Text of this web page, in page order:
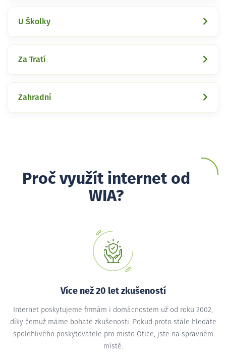
U Školky
Za Tratí
Zahradní
Proč využít internet od
WIA?
Více než 20 let zkušeností
Internet poskytujeme firmám i domácnostem už od roku 2002,
díky čemuž máme bohaté zkušenosti. Pokud proto stále hledáte
spolehlivého poskytovatele pro místo Otice, jste na správném
místě.